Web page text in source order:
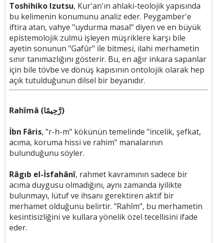
Toshihiko Izutsu, Kur'an'ın ahlaki-teolojik yapısında
bu kelimenin konumunu analiz eder. Peygamber'e
iftira atan, vahye "uydurma masal" diyen ve en büyük
epistemolojik zulmü işleyen müşriklere karşı bile
ayetin sonunun "Gafûr" ile bitmesi, ilahi merhametin
sınır tanımazlığını gösterir. Bu, en ağır inkara sapanlar
için bile tövbe ve dönüş kapısının ontolojik olarak hep
açık tutulduğunun dilsel bir beyanıdır.
Rahîmâ (رَّحِيمًا)
İbn Fâris, "r-h-m" kökünün temelinde "incelik, şefkat,
acıma, koruma hissi ve rahim" manalarının
bulunduğunu söyler.
Râgıb el-İsfahânî, rahmet kavramının sadece bir
acıma duygusu olmadığını, aynı zamanda iyilikte
bulunmayı, lütuf ve ihsanı gerektiren aktif bir
merhamet olduğunu belirtir. "Rahîm", bu merhametin
kesintisizliğini ve kullara yönelik özel tecellisini ifade
eder.